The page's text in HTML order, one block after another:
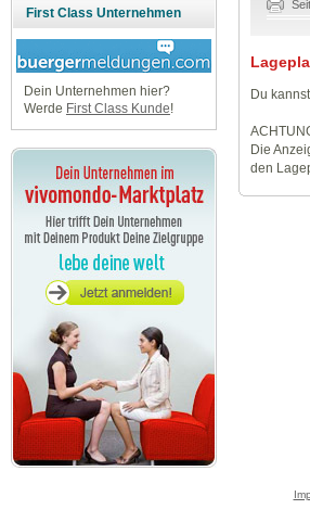
First Class Unternehmen
Dein Unternehmen hier?
Werde First Class Kunde!
Du
Die
den